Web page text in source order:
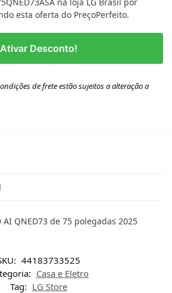
esta oferta do PreçoPerfeito.
Ativar Desconto!
de frete estão sujeitos a alteração a
AI QNED73 de 75 polegadas 2025
44183733525
Casa e Eletro
Tag: LG Store